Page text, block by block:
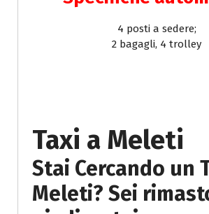
4 posti a sedere;
2 bagagli, 4 trolley
Taxi a Meleti
Stai Cercando un
Meleti? Sei